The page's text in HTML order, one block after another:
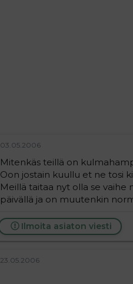
03.05.2006
Mitenkäs teillä on
Oon jostain kuullu et ne tosi
Meillä taitaa nyt olla se
päivällä ja on muutenkin
Ilmoita asiaton viesti
23.05.2006